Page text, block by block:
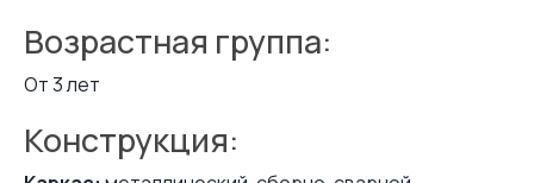
Возрастная группа:
От 3 лет
Конструкция: